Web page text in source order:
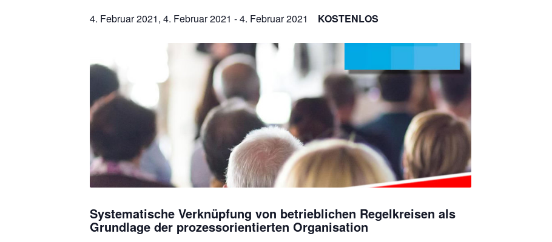
4. Februar 2021, 4. Februar 2021 -4. Februar 2021 KOSTENLOS
Systematische Verknüpfung von betrieblichen Regelkreisen als
Grundlage der prozessorientierten Organisation